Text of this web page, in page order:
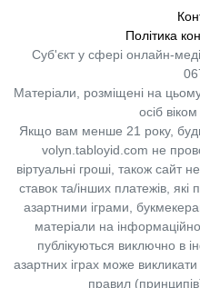
Політика
Суб'єкт у сфері онлайн-
Матеріали, розміщені на
осіб
Якщо вам менше 21 року,
volyn.tabloyid.com не
віртуальні гроші, також сайт
ставок та/інших платежів, які
азартними іграми,
матеріали на
публікуються виключно в
азартних іграх може
правил